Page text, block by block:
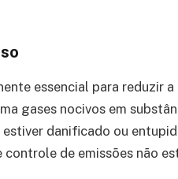
essencial para reduzir
gases nocivos em
danificado ou
controle de emissões não